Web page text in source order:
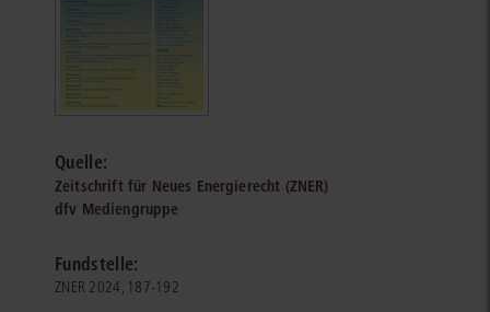
Quelle:
Zeitschrift für Neues Energierecht (ZNER)
dfv Mediengruppe
Fundstelle:
ZNER 2024, 187-192